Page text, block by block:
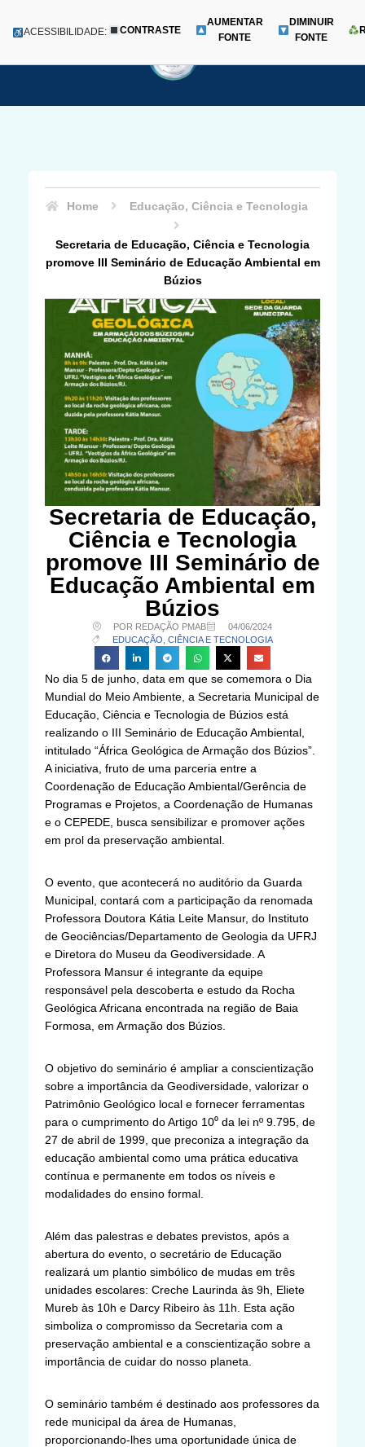
para
Menu
ACESSIBILIDADE: CONTRASTE
AUMENTAR
FONTE
DIMINUIR
FONTE
Home Educação, Ciência e Tecnologia
Secretaria de Educação, Ciência e Tecnologia
promove III Seminário de Educação Ambiental em
Búzios
Secretaria de Educação,
Ciência e Tecnologia
promove III Seminário de
Educação Ambiental em
Búzios
POR REDAÇÃO PMAB
04/06/2024
EDUCAÇÃO, CIÊNCIA E TECNOLOGIA
No dia 5 de junho, data em que se comemora o Dia
Mundial do Meio Ambiente, a Secretaria Municipal de
Educação, Ciência e Tecnologia de Búzios está
realizando o III Seminário de Educação Ambiental,
intitulado “África Geológica de Armação dos Búzios”.
A iniciativa, fruto de uma parceria entre a
Coordenação de Educação Ambiental/Gerência de
Programas e Projetos, a Coordenação de Humanas
e o CEPEDE, busca sensibilizar e promover ações
em prol da preservação ambiental.
O evento, que acontecerá no auditório da Guarda
Municipal, contará com a participação da renomada
Professora Doutora Kátia Leite Mansur, do Instituto
de Geociências/Departamento de Geologia da UFRJ
e Diretora do Museu da Geodiversidade. A
Professora Mansur é integrante da equipe
responsável pela descoberta e estudo da Rocha
Geológica Africana encontrada na região de Baia
Formosa, em Armação dos Búzios.
O objetivo do seminário é ampliar a conscientização
sobre a importância da Geodiversidade, valorizar o
Patrimônio Geológico local e fornecer ferramentas
para o cumprimento do Artigo 10⁰ da lei nº 9.795, de
27 de abril de 1999, que preconiza a integração da
educação ambiental como uma prática educativa
contínua e permanente em todos os níveis e
modalidades do ensino formal.
Além das palestras e debates previstos, após a
abertura do evento, o secretário de Educação
realizará um plantio simbólico de mudas em três
unidades escolares: Creche Laurinda às 9h, Eliete
Mureb às 10h e Darcy Ribeiro às 11h. Esta ação
simboliza o compromisso da Secretaria com a
preservação ambiental e a conscientização sobre a
importância de cuidar do nosso planeta.
O seminário também é destinado aos professores da
rede municipal da área de Humanas,
proporcionando-lhes uma oportunidade única de